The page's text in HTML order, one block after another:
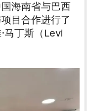
海南省与巴西
目合作进行了
马丁斯（Levi